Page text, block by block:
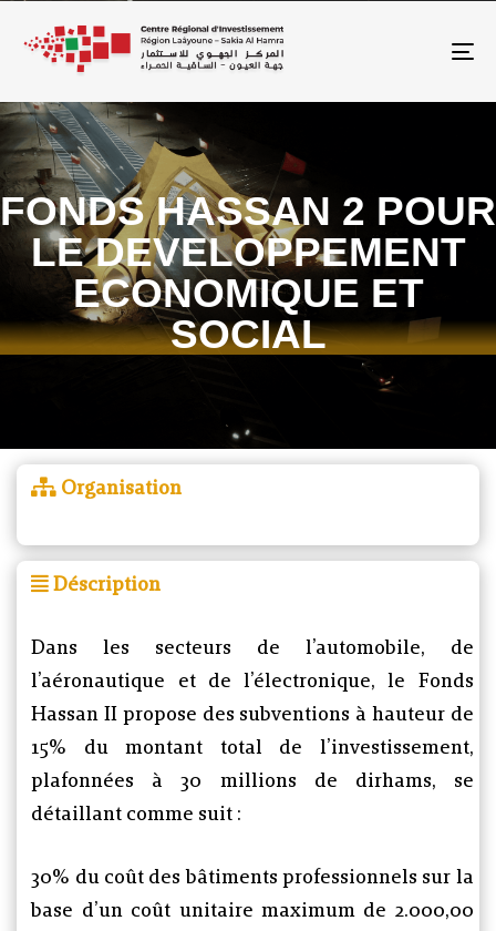
FONDS HASSAN 2 POUR
LE DEVELOPPEMENT
ECONOMIQUE ET
SOCIAL
Organisation
Déscription
Dans les secteurs de l’automobile, de
l’aéronautique et de l’électronique, le Fonds
Hassan II propose des subventions à hauteur de
15% du montant total de l’investissement,
plafonnées à 30 millions de dirhams, se
détaillant comme suit :
30% du coût des bâtiments professionnels sur la
base d’un coût unitaire maximum de 2.000,00